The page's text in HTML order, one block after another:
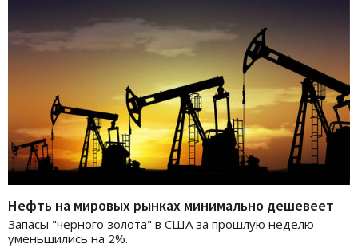
Нефть на мировых рынках минимально дешевеет
Запасы "черного золота" в США за прошлую неделю
уменьшились на 2%.